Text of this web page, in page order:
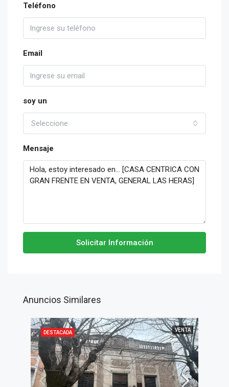
Teléfono
Email
soy un
Seleccione
Mensaje
Solicitar Información
Anuncios Similares
DESTACADA VENTA